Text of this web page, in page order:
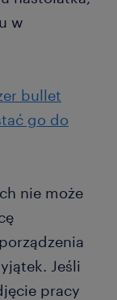
w
bullet
go do
nie może
Jeśli
pracy